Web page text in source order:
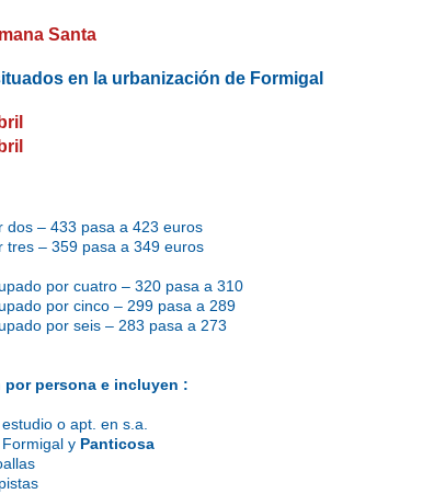
Santa
en la urbanización de Formigal
dos – 433 pasa a 423 euros
tres – 359 pasa a 349 euros
por cuatro – 320 pasa a 310
por cinco – 299 pasa a 289
por seis – 283 pasa a 273
por persona e incluyen :
o apt. en s.a.
y Panticosa